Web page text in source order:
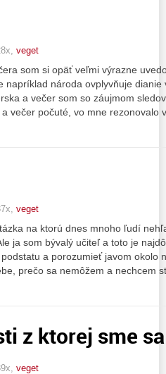
veget
som si opäť veľmi výrazne
napríklad národa ovplyvňuje
a večer som so záujmom
večer počuté, vo mne
veget
na ktorú dnes mnoho ľudí
ja som bývalý učiteľ a toto je
a porozumieť javom okolo
prečo sa nemôžem a nechcem
z ktorej sme
veget